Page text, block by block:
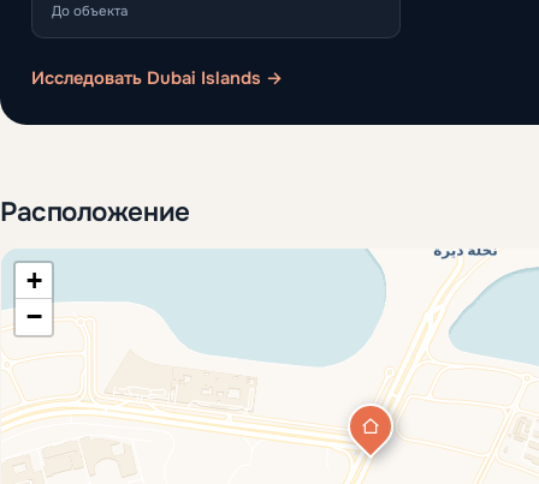
До объекта
Исследовать Dubai Islands →
Расположение
+
−